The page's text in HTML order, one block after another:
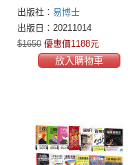
門+圖解樂風編曲入門+圖
解流行搖滾音樂
出版社： 易博士
出版日：20211014
$1650 優惠價1188元
放入購物車